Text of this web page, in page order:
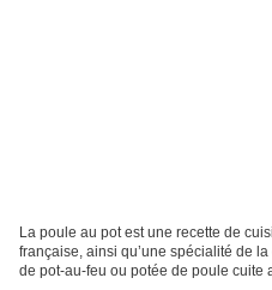
La poule au pot est une recette de
française, ainsi qu’une spécialité de
de pot-au-feu ou potée de poule cuite